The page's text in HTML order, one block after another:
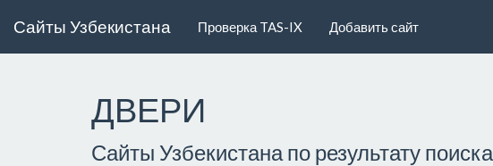
Сайты Узбекистана Проверка TAS-IX Добавить сайт
ДВЕРИ
Сайты Узбекистана по результату поиска